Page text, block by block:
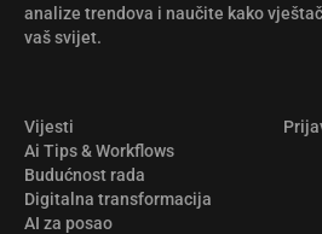
analize trendova i naučite kako
vaš svijet.
Vijesti
Ai Tips & Workflows
Budućnost rada
Digitalna transformacija
AI za posao